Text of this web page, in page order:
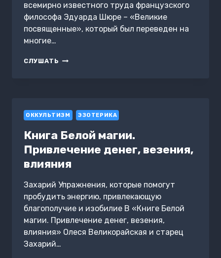
всемирно известного труда французского
философа Эдуарда Шюре – «Великие
посвященные», который был переведен на
многие…
СЛУШАТЬ КРИШНА.
2
ОККУЛЬТИЗМ ЭЗОТЕРИКА
Книга Белой магии.
Привлечение денег, везения,
влияния
Захарий Упражнения, которые помогут
пробудить энергию, привлекающую
благополучие и изобилие В «Книге Белой
магии. Привлечение денег, везения,
влияния» Олеся Великорайская и старец
Захарий…